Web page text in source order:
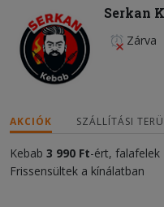
Serkan
Zárva
AKCIÓK SZÁLLÍTÁSI
Kebab 3 990 Ft-ért, falafelek
Frissensültek a kínálatban